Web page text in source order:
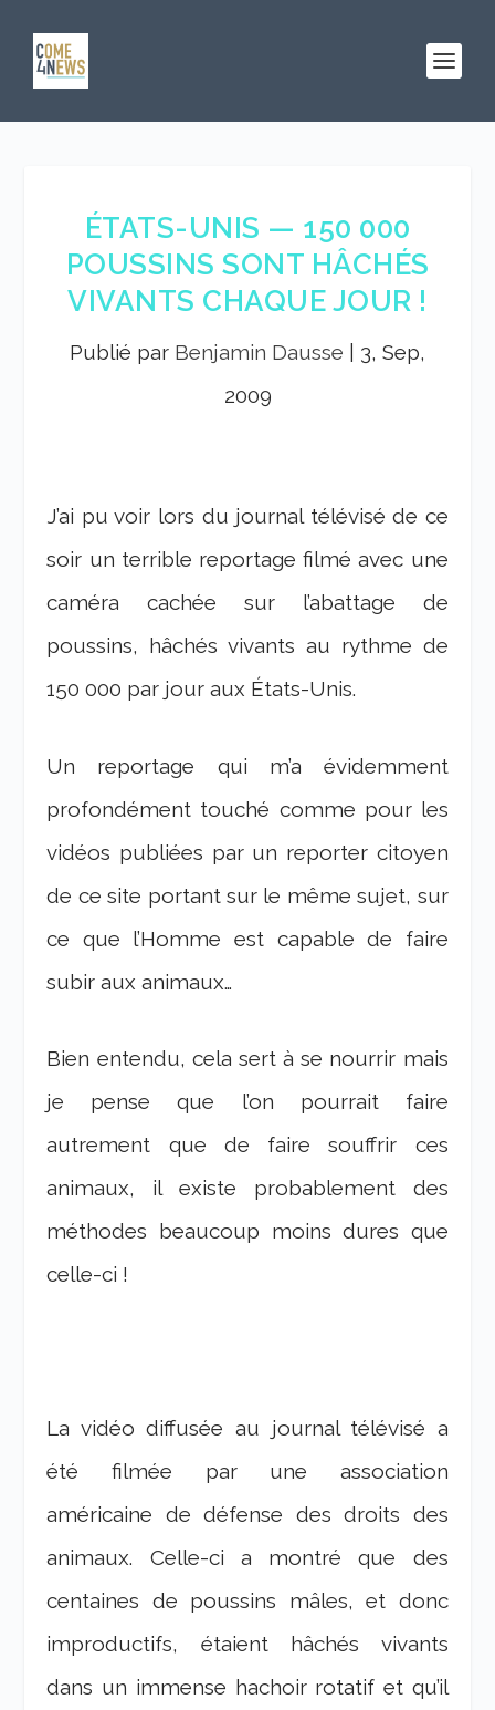
ÉTATS-UNIS — 150 000
POUSSINS SONT HÂCHÉS
VIVANTS CHAQUE JOUR !
Publié par Benjamin Dausse
3, Sep,
2009
J’ai pu voir lors du journal télévisé de ce
soir un terrible reportage filmé avec une
caméra cachée sur l’abattage de
poussins, hâchés vivants au rythme de
150 000 par jour aux États-Unis.
Un reportage qui m’a évidemment
profondément touché comme pour les
vidéos publiées par un reporter citoyen
de ce site portant sur le même sujet, sur
ce que l’Homme est capable de faire
subir aux animaux…
Bien entendu, cela sert à se nourrir mais
je pense que l’on pourrait faire
autrement que de faire souffrir ces
animaux, il existe probablement des
méthodes beaucoup moins dures que
celle-ci !
La vidéo diffusée au journal télévisé a
été filmée par une association
américaine de défense des droits des
animaux. Celle-ci a montré que des
centaines de poussins mâles, et donc
improductifs, étaient hâchés vivants
dans un immense hachoir rotatif et qu’il